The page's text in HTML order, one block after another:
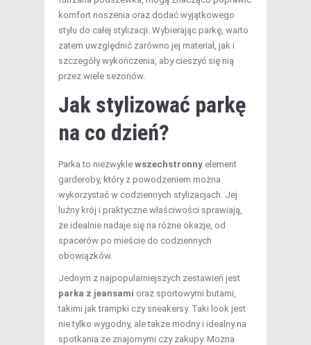
komfort noszenia oraz dodać wyjątkowego
stylu do całej stylizacji. Wybierając parkę, warto
zatem uwzględnić zarówno jej materiał, jak i
szczegóły wykończenia, aby cieszyć się nią
przez wiele sezonów.
Jak stylizować parkę
na co dzień?
Parka to niezwykle wszechstronny element
garderoby, który z powodzeniem można
wykorzystać w codziennych stylizacjach. Jej
luźny krój i praktyczne właściwości sprawiają,
że idealnie nadaje się na różne okazje, od
spacerów po mieście do codziennych
obowiązków.
Jednym z najpopularniejszych zestawień jest
parka z jeansami oraz sportowymi butami,
takimi jak trampki czy sneakersy. Taki look jest
nie tylko wygodny, ale także modny i idealny na
spotkania ze znajomymi czy zakupy. Można